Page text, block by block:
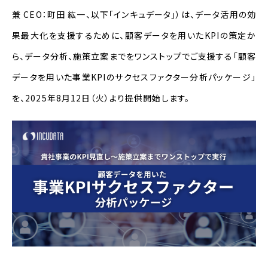
兼 CEO ：町田 紘一、以下「インキュデータ」）は、データ活用の効
果最大化を支援するために、顧客データを用いたKPI の策定か
ら、データ分析、施策立案までをワンストップでご支援する「顧客
データを用いた事業KPI のサクセスファクター分析パッケージ 」
を、 2025年8月12日（火）より提供開始します。